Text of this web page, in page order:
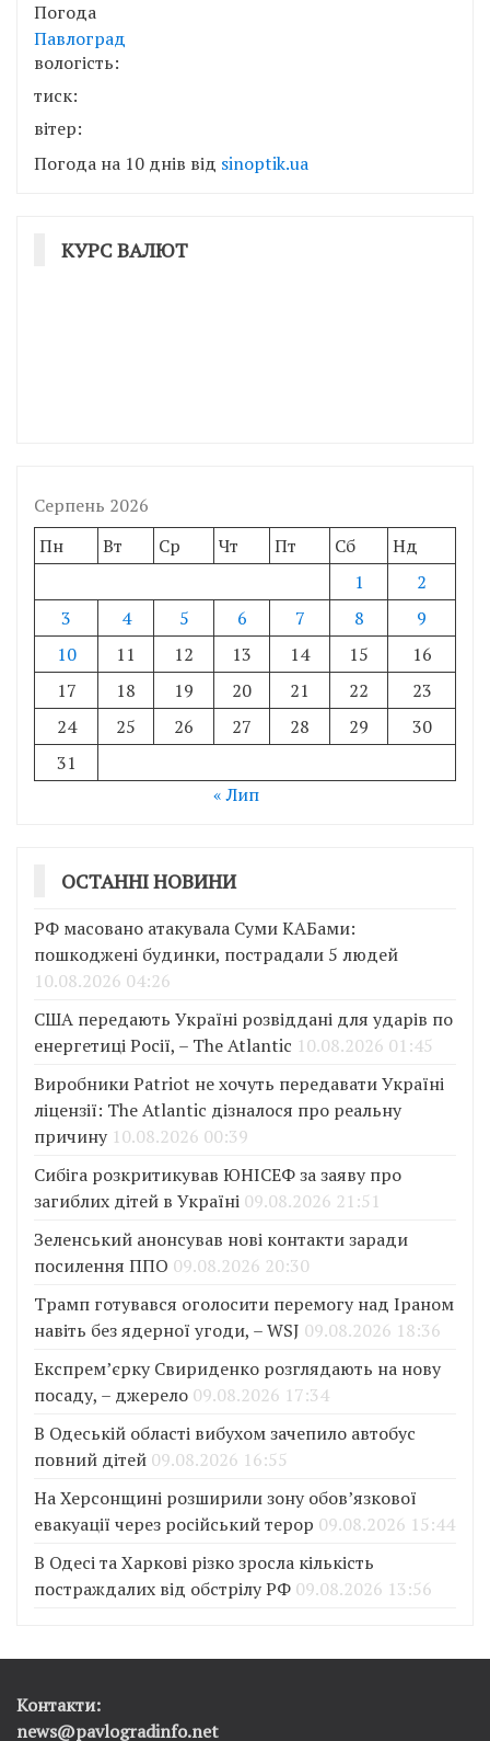
Погода
Павлоград
вологість:
тиск:
вітер:
Погода на 10 днів від sinoptik.ua
КУРС ВАЛЮТ
Серпень 2026
Пн
Вт Ср Чт Пт Сб
Нд
1
2
3
4 5 6 7 8
9
10
11 12 13 14 15
16
17
18 19 20 21 22
23
24
25 26 27 28 29
30
31
« Лип
ОСТАННІ НОВИНИ
РФ масовано атакувала Суми КАБами:
пошкоджені будинки, пострадали 5 людей
10.08.2026 04:26
США передають Україні розвіддані для ударів по
енергетиці Росії, – The Atlantic 10.08.2026 01:45
Виробники Patriot не хочуть передавати Україні
ліцензії: The Atlantic дізналося про реальну
причину 10.08.2026 00:39
Сибіга розкритикував ЮНІСЕФ за заяву про
загиблих дітей в Україні 09.08.2026 21:51
Зеленський анонсував нові контакти заради
посилення ППО 09.08.2026 20:30
Трамп готувався оголосити перемогу над Іраном
навіть без ядерної угоди, – WSJ 09.08.2026 18:36
Експрем’єрку Свириденко розглядають на нову
посаду, – джерело 09.08.2026 17:34
В Одеській області вибухом зачепило автобус
повний дітей 09.08.2026 16:55
На Херсонщині розширили зону обов’язкової
евакуації через російський терор 09.08.2026 15:44
В Одесі та Харкові різко зросла кількість
постраждалих від обстрілу РФ 09.08.2026 13:56
Контакти:
news@pavlogradinfo.net